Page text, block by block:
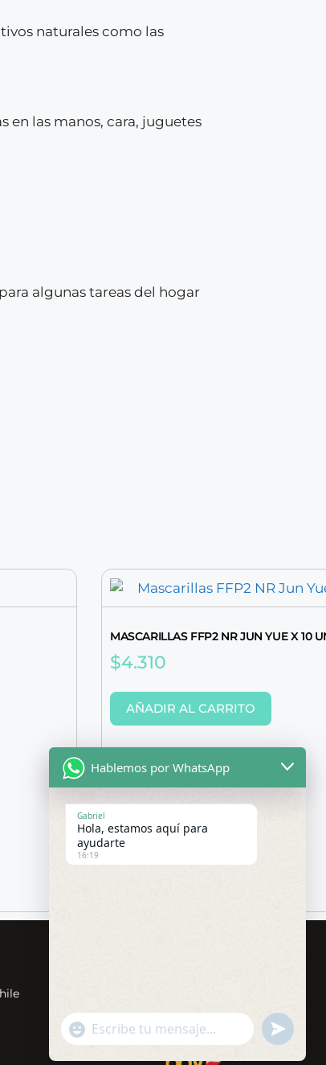
naturales como las
en las manos, cara, juguetes
algunas tareas del hogar
MASCARILLAS FFP2 NR JUN YUE X 10
$4.310
AÑADIR AL CARRITO
Hablemos por WhatsApp
Gabriel
Hola, estamos aquí para
ayudarte
16:19
"+chaty_settings.lang.emoji_picker+"
WhatsApp
Message